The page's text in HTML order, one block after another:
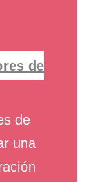
de
de
una